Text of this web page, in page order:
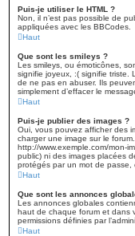
Puis-je utiliser le HTML ?
Non, il n’est pas possible de
appliquées avec les BBCodes.
Haut
Que sont les smileys ?
Les smileys, ou émoticônes,
signifie joyeux, :( signifie triste.
de ne pas en abuser. Ils
simplement d’effacer le
Haut
Puis-je publier des images ?
Oui, vous pouvez afficher des
charger une image sur le
http://www.exemple.com/mon-
public) ni des images placées
protégés par un mot de passe,
Haut
Que sont les annonces
Les annonces globales
haut de chaque forum et dans
permissions définies par
Haut